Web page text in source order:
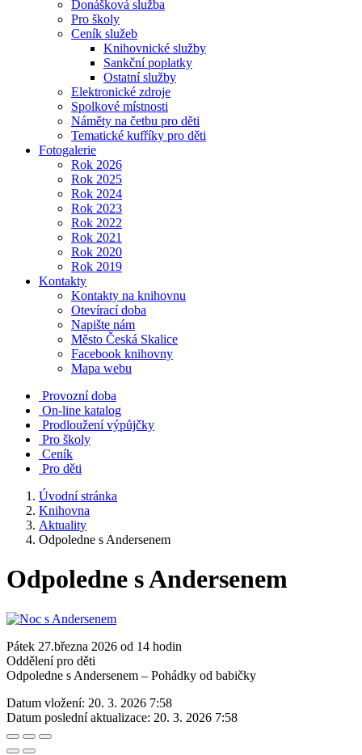
Donášková služba
Pro školy
Ceník služeb
Knihovnické služby
Sankční poplatky
Ostatní služby
Elektronické zdroje
Spolkové místnosti
Náměty na četbu pro děti
Tematické kufříky pro děti
Fotogalerie
Rok 2026
Rok 2025
Rok 2024
Rok 2023
Rok 2022
Rok 2021
Rok 2020
Rok 2019
Kontakty
Kontakty na knihovnu
Otevírací doba
Napište nám
Město Česká Skalice
Facebook knihovny
Mapa webu
Provozní doba
On-line katalog
Prodloužení výpůjčky
Pro školy
Ceník
Pro děti
Úvodní stránka
Knihovna
Aktuality
Odpoledne s Andersenem
Odpoledne s Andersenem
Pátek 27.března 2026 od 14 hodin
Oddělení pro děti
Odpoledne s Andersenem – Pohádky od babičky
Datum vložení: 20. 3. 2026 7:58
Datum poslední aktualizace: 20. 3. 2026 7:58